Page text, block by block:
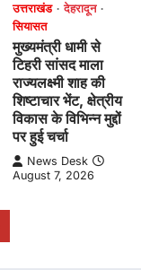
उत्तराखंड
देहरादून
सियासत
मुख्यमंत्री धामी से
टिहरी सांसद माला
राज्यलक्ष्मी शाह की
शिष्टाचार भेंट, क्षेत्रीय
विकास के विभिन्न मुद्दों
पर हुई चर्चा
News Desk
August 7, 2026